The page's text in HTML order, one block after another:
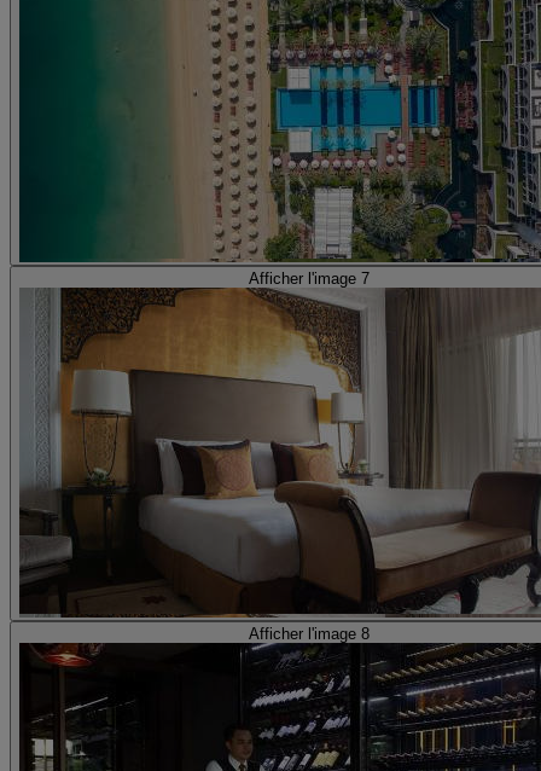
Afficher l'image 7
Afficher l'image 8